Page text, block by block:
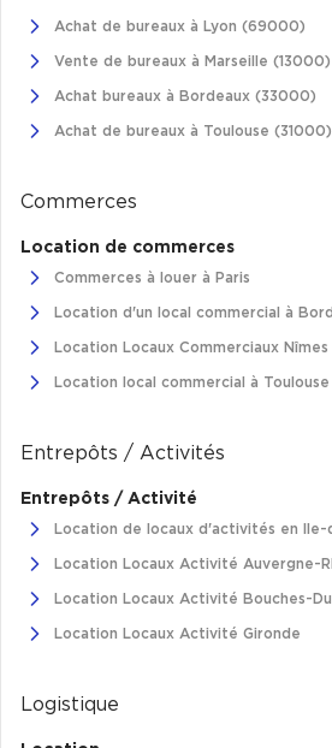
Achat de bureaux à Lyon (69000)
Vente de bureaux à Marseille (13000)
Achat bureaux à Bordeaux (33000)
Achat de bureaux à Toulouse (31000)
Commerces
Location de commerces
Commerces à louer à Paris
Location d'un local commercial à
Location Locaux Commerciaux Nîmes
Location local commercial à
Entrepôts / Activités
Entrepôts / Activité
Location de locaux d'activités en Ile-
Location Locaux Activité Auvergne-
Location Locaux Activité Bouches-
Location Locaux Activité Gironde
Logistique